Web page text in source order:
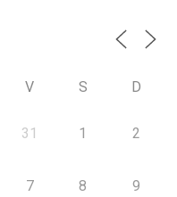
V S D
31 1 2
7 8 9